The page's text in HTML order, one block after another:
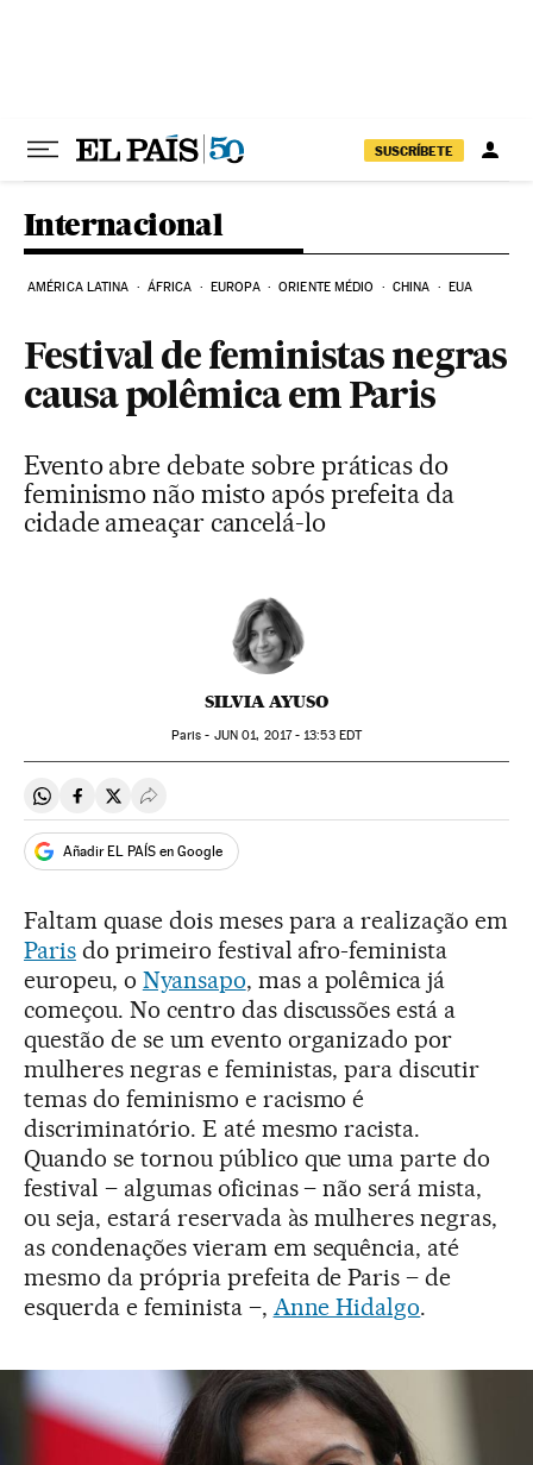
SUSCRÍBETE
Internacional
AMÉRICA LATINA ÁFRICA EUROPA ORIENTE MÉDIO CHINA EUA
Festival de feministas negras
causa polêmica em Paris
Evento abre debate sobre práticas do
feminismo não misto após prefeita da
cidade ameaçar cancelá-lo
SILVIA AYUSO
Paris - JUN 01, 2017 - 13:53EDT
Compartir en Whatsapp
Compartir en Facebook
Compartir en Twitter
Desplegar Redes Sociales
Añadir EL PAÍS en Google
Faltam quase dois meses para a realização em
Parisdo primeiro festival afro-feminista
europeu, o Nyansapo, mas a polêmica já
começou. No centro das discussões está a
questão de se um evento organizado por
mulheres negras e feministas, para discutir
temas do feminismo e racismo é
discriminatório. E até mesmo racista.
Quando se tornou público que uma parte do
festival – algumas oficinas – não será mista,
ou seja, estará reservada às mulheres negras,
as condenações vieram em sequência, até
mesmo da própria prefeita de Paris – de
esquerda e feminista –, Anne Hidalgo.